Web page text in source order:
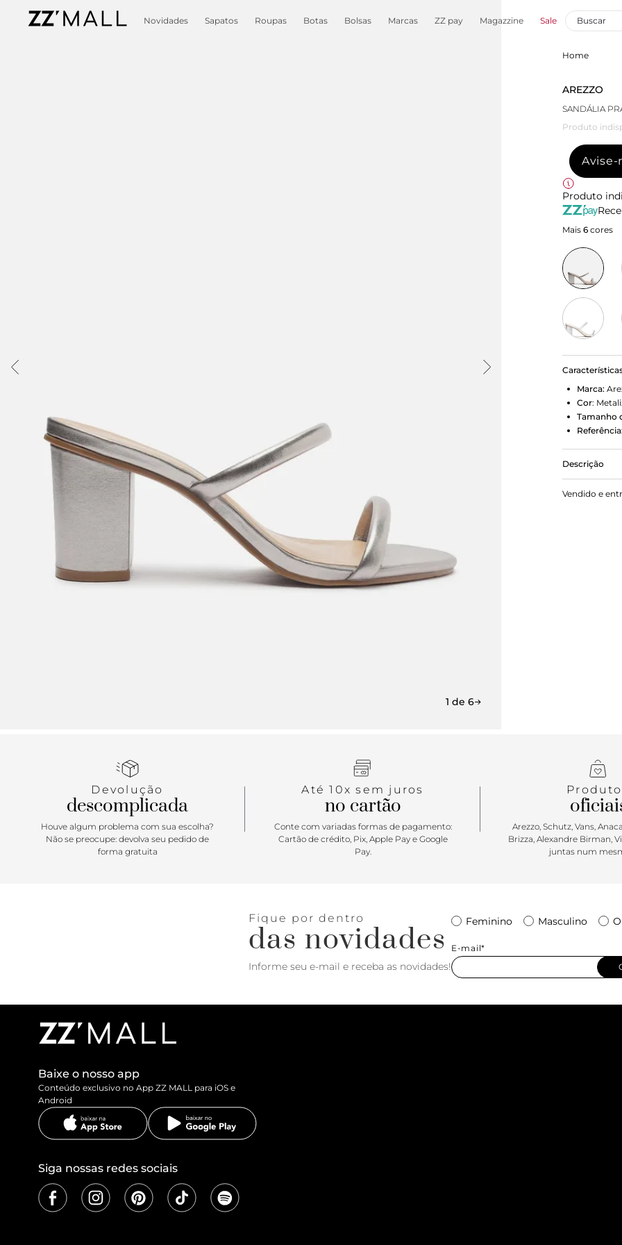
Novidades Sapatos Roupas Botas Bolsas Marcas ZZ pay Magazzine Sale
1 de 6
Home
AREZZO
SANDÁLIA
Produto
Avise-
Produto
Mais 6 cores
Marca:
Cor:
Tamanho
Referência:
Descrição
Sandália
redondo.
Vendido e
Devolução
descomplicada
Houve algum problema com sua escolha?
Não se preocupe: devolva seu pedido de
forma gratuita
Até 10x sem juros
no cartão
Conte com variadas formas de pagamento:
Cartão de crédito, Pix, Apple Pay e Google
Pay.
Arezzo, Schutz, Vans,
Brizza, Alexandre Birman,
juntas num
Fique por dentro
das novidades
Informe seu e-mail e receba as novidades!
Feminino Masculino
E-mail*
Baixe o nosso app
Conteúdo exclusivo no App ZZ MALL para iOS e
Android
Siga nossas redes sociais